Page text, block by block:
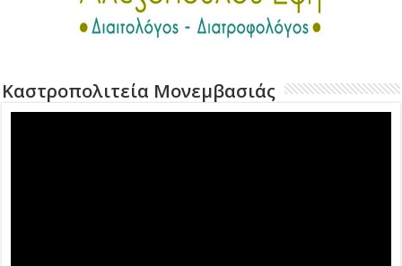
Καστροπολιτεία Μονεμβασιάς